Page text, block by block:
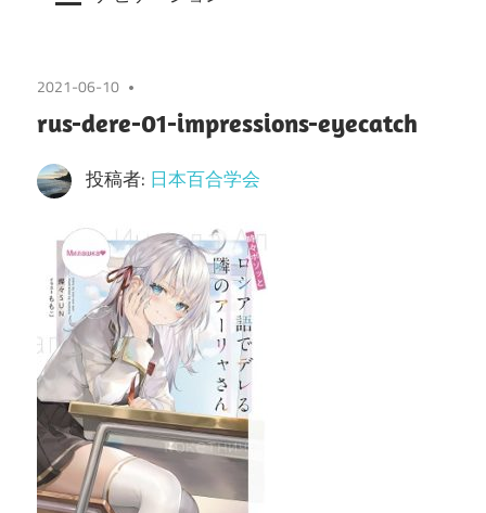
2021-06-10
rus-dere-01-impressions-eyecatch
投稿者: 日本百合学会